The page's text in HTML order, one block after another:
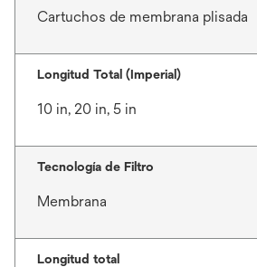
Cartuchos de membrana plisada
Longitud Total (Imperial)
10 in, 20 in, 5 in
Tecnología de Filtro
Membrana
Longitud total